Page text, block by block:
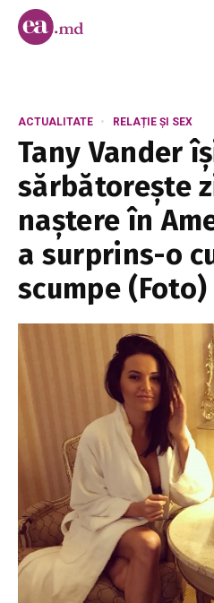
ACTUALITATE RELAȚIE ȘI SEX
Tany Vander
sărbătorește
naștere în
a surprins-o
scumpe (Foto)